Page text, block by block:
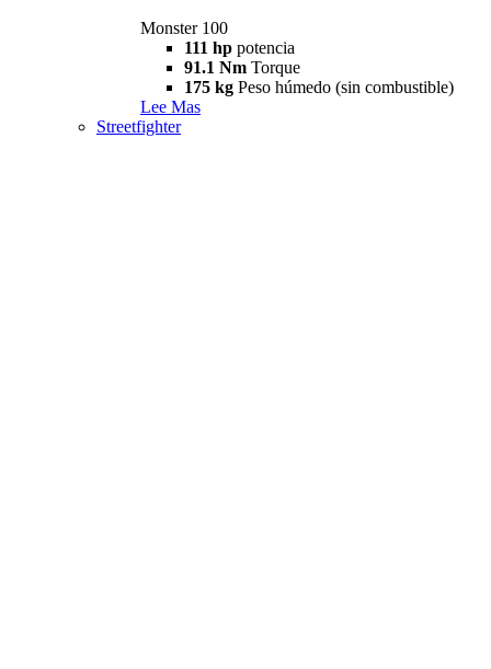
Monster 100
111 hp potencia
91.1 Nm Torque
175 kg Peso húmedo (sin combustible)
Lee Mas
Streetfighter